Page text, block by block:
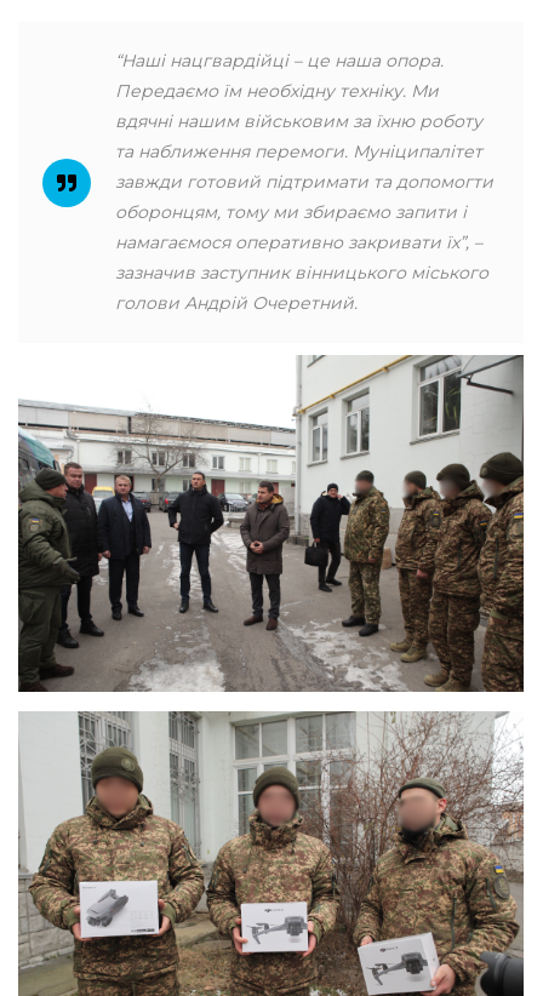
“Наші нацгвардійці – це наша опора.
Передаємо їм необхідну техніку. Ми
вдячні нашим військовим за їхню роботу
та наближення перемоги. Муніципалітет
завжди готовий підтримати та допомогти
оборонцям, тому ми збираємо запити і
намагаємося оперативно закривати їх”, –
зазначив заступник вінницького міського
голови Андрій Очеретний.